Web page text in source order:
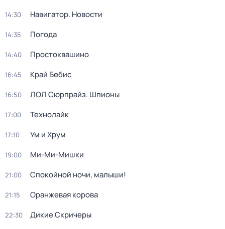
14:30 Навигатор. Новости
14:35 Погода
14:40 Простоквашино
16:45 Край Бебис
16:50 ЛОЛ Сюрпрайз. Шпионы
17:00 Технолайк
17:10 Ум и Хрум
19:00 Ми-Ми-Мишки
21:00 Спокойной ночи, малыши!
21:15 Оранжевая корова
22:30 Дикие Скричеры